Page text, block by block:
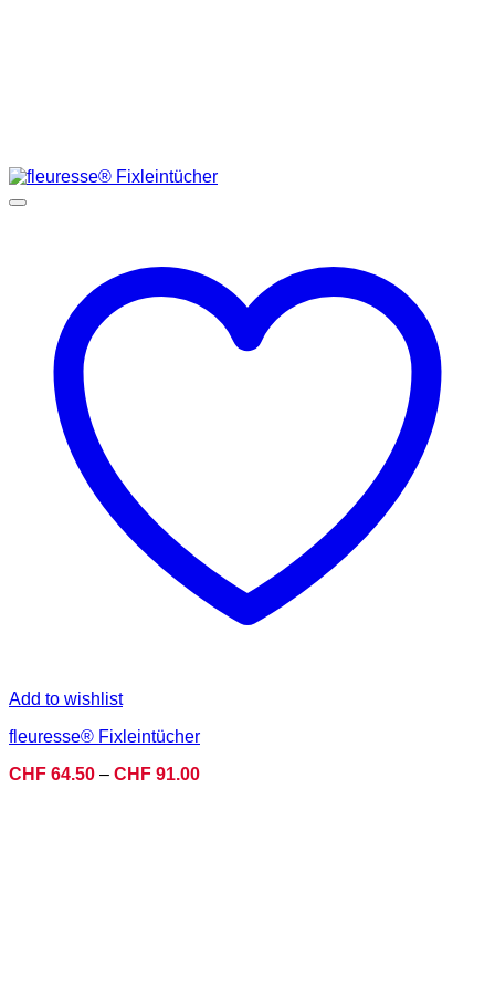
Add to wishlist
fleuresse® Fixleintücher
CHF 64.50 – CHF 91.00Preisspanne: